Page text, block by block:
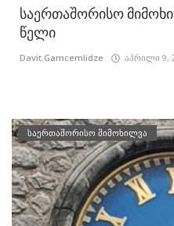
საერთაშორისო
წელი
Davit.Gamcemlidze აპრილი 9,
საერთაშორისო მიმოხილვა